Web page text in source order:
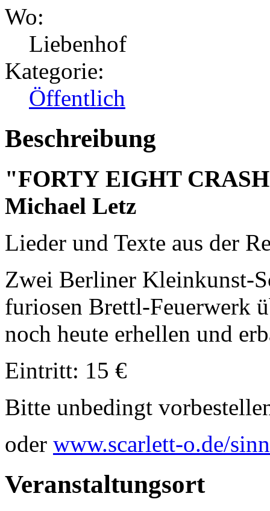
Wo:
Liebenhof
Kategorie:
Öffentlich
Beschreibung
"FORTY EIGHT
Michael Letz
Lieder und Texte aus der
Zwei Berliner Kleinkunst-
furiosen Brettl-Feuerwerk
noch heute erhellen und
Eintritt: 15 €
Bitte unbedingt
oder www.scarlett-o.de/
Veranstaltungsort